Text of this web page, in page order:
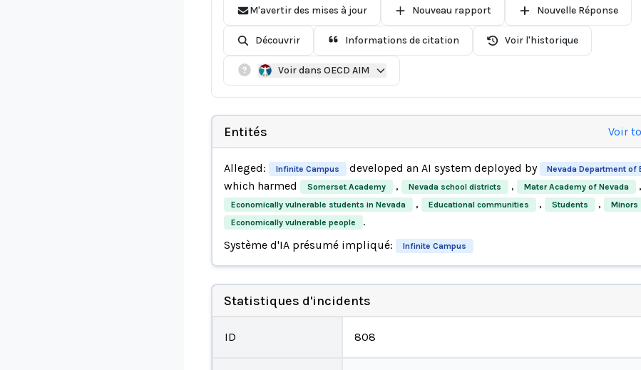
M'avertir des mises à jour Nouveau rapport Nouvelle Réponse
Découvrir Informations de citation Voir l'historique
Voir dans OECD AIM
Entités Voir
Alleged: Infinite Campus developed an AI system deployed by Nevada Department of
which harmed
Somerset Academy , Nevada school districts , Mater Academy of Nevada ,
Economically vulnerable students in Nevada , Educational communities , Students , Minors
Economically vulnerable people
.
Système d'IA présumé impliqué:
Infinite Campus
Statistiques d'incidents
ID 808